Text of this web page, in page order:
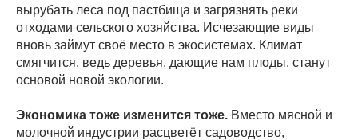
вырубать леса под пастбища и загрязнять реки
отходами сельского хозяйства. Исчезающие виды
вновь займут своё место в экосистемах. Климат
смягчится, ведь деревья, дающие нам плоды, станут
основой новой экологии.
Экономика тоже изменится тоже. Вместо мясной и
молочной индустрии расцветёт садоводство,